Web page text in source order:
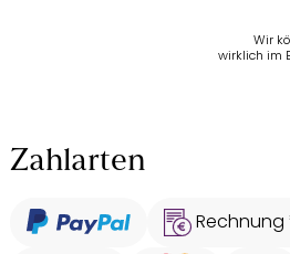
Wir
wirklich im
Zahlarten
Rechnung